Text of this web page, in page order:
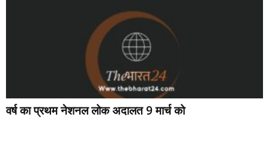
वर्ष का प्रथम नेशनल लोक अदालत 9 मार्च को